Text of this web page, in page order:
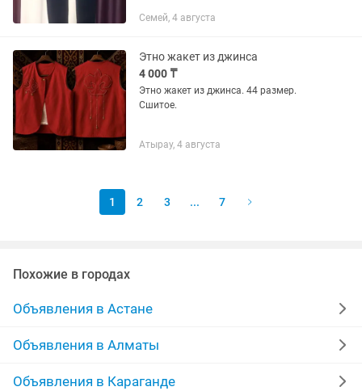
худенькую с 42 размером. Размер
44.размер...
Семей, 4 августа
Этно жакет из джинса
4 000 ₸
Этно жакет из джинса. 44 размер.
Сшитое.
Атырау, 4 августа
1 2 3 ... 7
Похожие в городах
Объявления в Астане
Объявления в Алматы
Объявления в Караганде